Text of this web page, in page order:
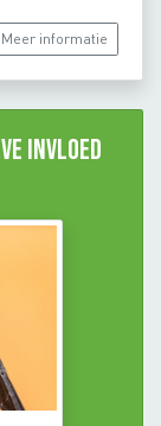
Meer informatie
invloed